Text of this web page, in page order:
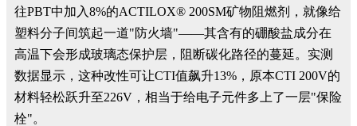
往PBT中加入8%的ACTILOX® 200SM矿物阻燃剂，就像给
塑料分子间筑起一道"防火墙"——其含有的硼酸盐成分在
高温下会形成玻璃态保护层，阻断碳化路径的蔓延。实测
数据显示，这种改性可让CTI值飙升13%，原本CTI 200V的
材料轻松跃升至226V，相当于给电子元件多上了一层"保险
栓"。